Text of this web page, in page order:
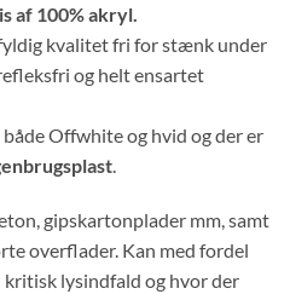
af 100% akryl.
kvalitet fri for stænk under
og helt ensartet
Offwhite og hvid og der er
gipskartonplader mm, samt
overflader. Kan med fordel
lysindfald og hvor der